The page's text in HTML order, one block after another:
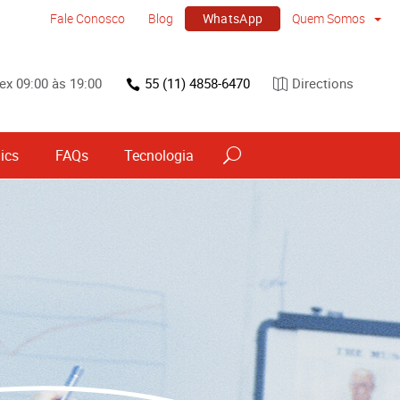
Fale Conosco Blog WhatsApp Quem Somos
09:00 às 19:00 55 (11) 4858-6470 Directions
FAQs Tecnologia